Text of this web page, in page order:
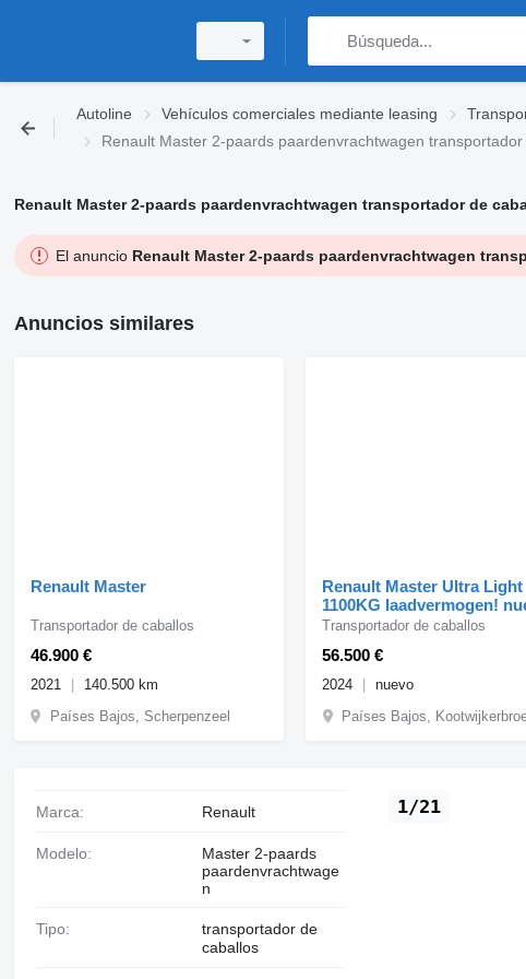
Autoline Vehículos comerciales mediante leasing
Renault Master 2-paards paardenvrachtwagen
Renault Master 2-paards paardenvrachtwagen transportador de
El anuncio Renault Master 2-paards paardenvrachtwagen
Anuncios similares
Renault Master
46.900 €
Transportador de caballos
2021
140.500 km
Países Bajos, Scherpenzeel
Renault Master Ultra Light
1100KG laadvermogen!
56.500 €
Transportador de caballos
2024
nuevo
Países Bajos,
1/21
Marca: Renault
Modelo:
Master 2-paards
paardenvrachtwage
n
Tipo:
transportador de
caballos